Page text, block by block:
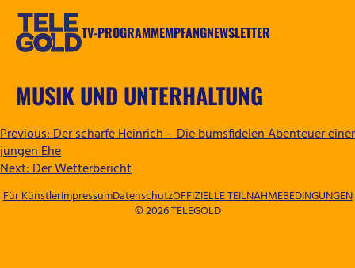
Zum
springen
TV-PROGRAMMEMPFANGNEWSLETTER
MUSIK UND UNTERHALTUNG
BEITRAGSNAVIGATION
Previous:Der scharfe Heinrich – Die bumsfidelen Abenteuer einer
jungen Ehe
Next:Der Wetterbericht
© 2026 TELEGOLD
Für KünstlerImpressumDatenschutzOFFIZIELLE TEILNAHMEBEDINGUNGEN